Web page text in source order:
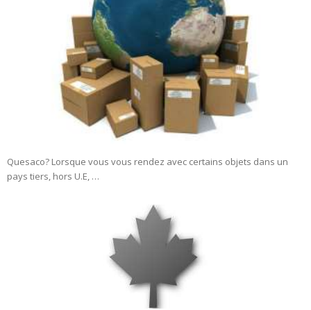
Quesaco? Lorsque vous vous rendez avec certains objets dans un
pays tiers, hors U.E, …